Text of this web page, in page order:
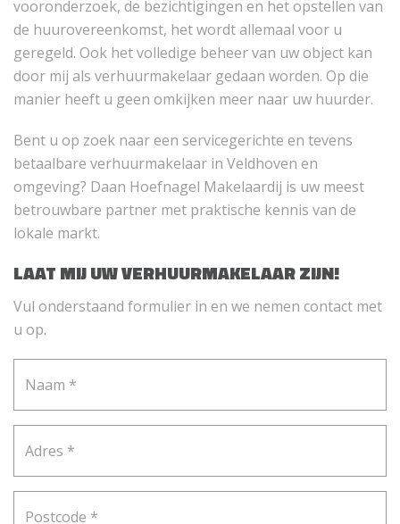
vooronderzoek, de bezichtigingen en het opstellen van
de huurovereenkomst, het wordt allemaal voor u
geregeld. Ook het volledige beheer van uw object kan
door mij als verhuurmakelaar gedaan worden. Op die
manier heeft u geen omkijken meer naar uw huurder.
Bent u op zoek naar een servicegerichte en tevens
betaalbare verhuurmakelaar in Veldhoven en
omgeving? Daan Hoefnagel Makelaardij is uw meest
betrouwbare partner met praktische kennis van de
lokale markt.
LAAT MIJ UW VERHUURMAKELAAR ZIJN!
Vul onderstaand formulier in en we nemen contact met
u op.